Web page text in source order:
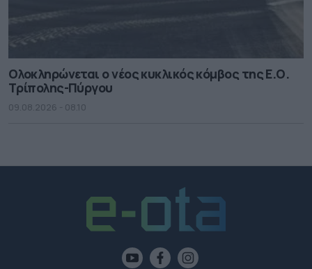
Ολοκληρώνεται ο νέος κυκλικός κόμβος της Ε.Ο.
Τρίπολης-Πύργου
09.08.2026 - 08.10